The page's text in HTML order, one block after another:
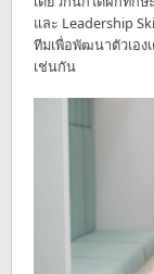
และ Leadership
ทีมเพื่อพัฒนาตัวเอง
เช่นกัน